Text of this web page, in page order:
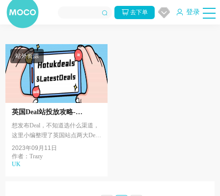
去下单 登录
站外资源
英国Deal站投放攻略-
想发布Deal，不知道选什么渠道，
这里小编整理了英国站点两大Deal
网站。从网站访问量，帖子类型以
及适合的产品三个方面了解一下
Hotukdeals和Lates...
2023年09月11日
作者：Trazy
UK